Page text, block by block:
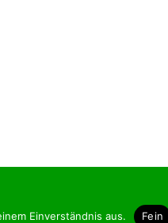
Theme von FameThemes
Einverständnis aus. Fein